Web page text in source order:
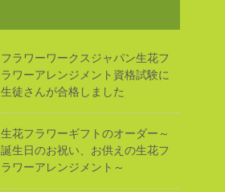
フラワーワークスジャパン生花フ
ラワーアレンジメント資格試験に
生徒さんが合格しました
生花フラワーギフトのオーダー～
誕生日のお祝い、お供えの生花フ
ラワーアレンジメント～